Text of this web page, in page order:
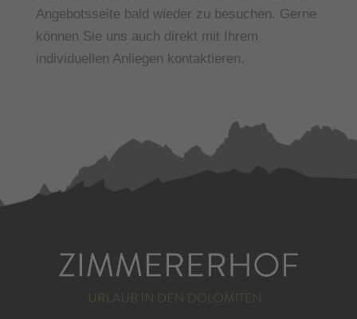
Angebotsseite bald wieder zu besuchen. Gerne
können Sie uns auch direkt mit Ihrem
individuellen Anliegen kontaktieren.